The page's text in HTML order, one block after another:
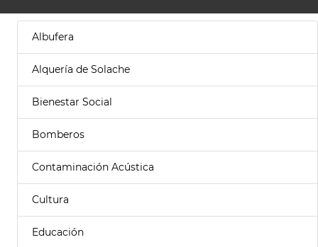
Albufera
Alquería de Solache
Bienestar Social
Bomberos
Contaminación Acústica
Cultura
Educación